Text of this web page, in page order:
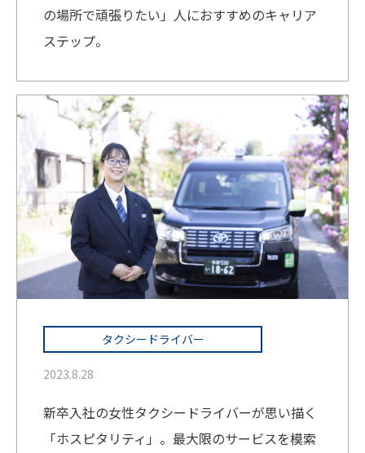
の場所で頑張りたい」人におすすめのキャリア
ステップ。
タクシードライバー
2023.8.28
新卒入社の女性タクシードライバーが思い描く
「ホスピタリティ」。最大限のサービスを模索